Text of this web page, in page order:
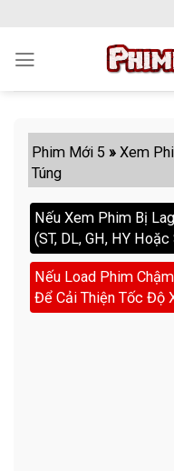
content
Phim Mới 5 »Xem
Túng
Nếu Xem Phim Bị
(ST, DL, GH, HY Hoặc
Nếu Load Phim
Để Cải Thiện Tốc Độ